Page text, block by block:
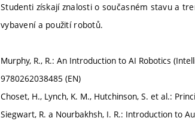
Studenti získají znalosti o současném stavu a
vybavení a použití robotů.
Murphy, R., R.: An Introduction to AI Robotics
9780262038485 (EN)
Choset, H., Lynch, K. M., Hutchinson, S. et al.:
Siegwart, R. a Nourbakhsh, I. R.: Introduction to